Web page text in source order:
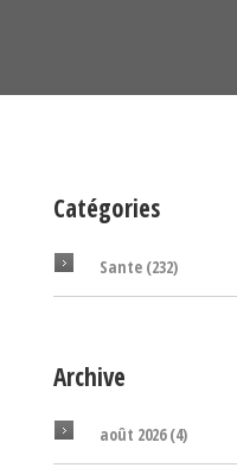
Catégories
Sante (232)
Archive
août 2026(4)